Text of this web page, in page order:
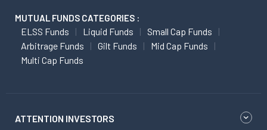
MUTUAL FUNDS CATEGORIES :
ELSS Funds Liquid Funds
Small Cap Funds
Arbitrage Funds
Gilt Funds
Mid Cap Funds
Multi Cap Funds
ATTENTION INVESTORS